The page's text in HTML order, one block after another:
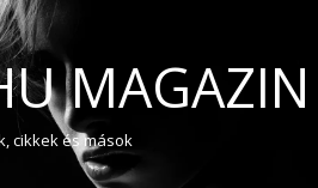
MAGAZIN
cikkek és mások